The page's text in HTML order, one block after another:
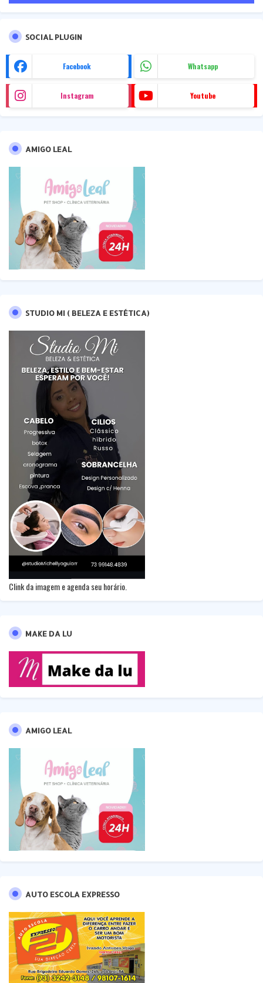
SOCIAL PLUGIN
Facebook Whatsapp
Instagram Youtube
AMIGO LEAL
STUDIO MI ( BELEZA E ESTÉTICA)
Clink da imagem e agenda seu horário.
MAKE DA LU
AMIGO LEAL
AUTO ESCOLA EXPRESSO